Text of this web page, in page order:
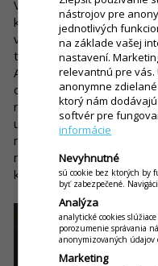
V prípade Nív to neviem
kiosky prakticky od
všímal, ako ľudia od nás
tvoriacich sa pred kasami.
Ale čo sa týka Auparku,
osobne postaviť navyše k
nainštalovanú v aplikácii
určitých momentoch to
najrýchlejšie pohli s
mnohých zákazníkov. Čiže
kiosk, k takémuto kroku
nástrojov pre
jednotlivých
na základe vašej
nastavení.
relevantnú pre
anonymne
ktorý nám
softvér pre
informácie
Nevyhnutné
sú cookie bez ktorých by
byť zabezpečené.
Analýza
analytické cookies
porozumenie správania
anonymizovaných
Marketing